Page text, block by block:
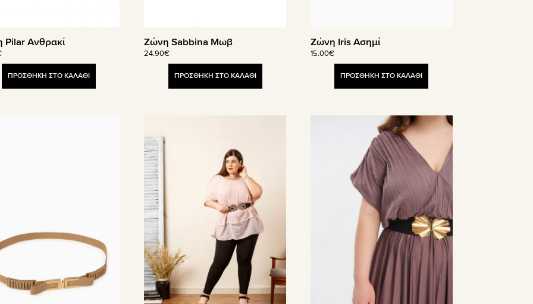
Pilar Ανθρακί
ΠΡΟΣΘΗΚΗ ΣΤΟ ΚΑΛΑΘΙ
Ζώνη Sabbina Μωβ
24.90€
ΠΡΟΣΘΗΚΗ ΣΤΟ ΚΑΛΑΘΙ
Ζώνη Iris Ασημί
15.00€
ΠΡΟΣΘΗΚΗ ΣΤΟ ΚΑΛΑΘΙ